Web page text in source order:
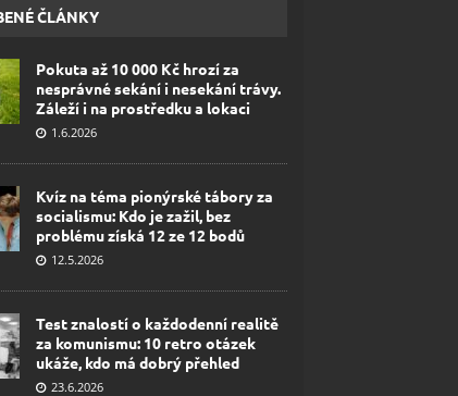
ČLÁNKY
Pokuta až 10 000 Kč hrozí za
nesprávné sekání i nesekání trávy.
Záleží i na prostředku a lokaci
1.6.2026
Kvíz na téma pionýrské tábory za
socialismu: Kdo je zažil, bez
problému získá 12 ze 12 bodů
12.5.2026
Test znalostí o každodenní realitě
za komunismu: 10 retro otázek
ukáže, kdo má dobrý přehled
23.6.2026